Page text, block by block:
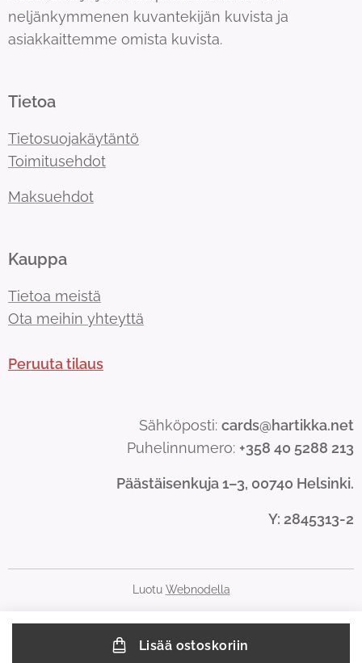
Lisää ostoskoriin
neljänkymmenen kuvantekijän kuvista ja
asiakkaittemme omista kuvista.
Tietoa
Tietosuojakäytäntö
Toimitusehdot
Maksuehdot
Kauppa
Tietoa meistä
Ota meihin yhteyttä
Peruuta tilaus
Sähköposti: cards@hartikka.net
Puhelinnumero: +358 40 5288 213
Päästäisenkuja 1–3, 00740 Helsinki.
Y: 2845313-2
Luotu Webnodella